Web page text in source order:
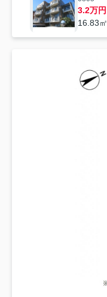
3.2万円
16.83㎡